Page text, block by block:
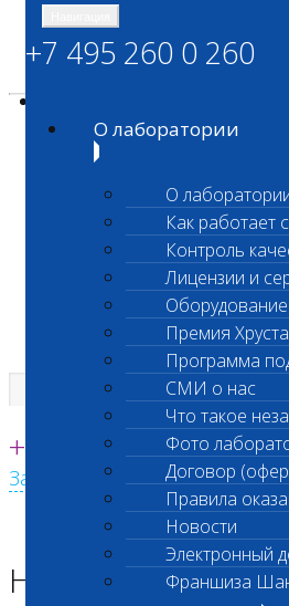
ШАНС
Независимая
Единая круглосуточная справочная
+7 495 260 0 260
Заказать звонок с сайта
+7 495 260 0 260
О лаборатории
О
Как работает
Контроль
Лицензии и
Премия
Программа
СМИ о нас
Что такое
Фото
Договор
Правила
Новости
Электронный
Франшиза
Главная страница
Новости